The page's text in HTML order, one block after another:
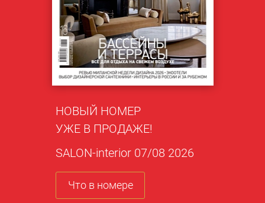
НОВЫЙ НОМЕР
УЖЕ В ПРОДАЖЕ!
SALON-interior 07/08 2026
Что в номере